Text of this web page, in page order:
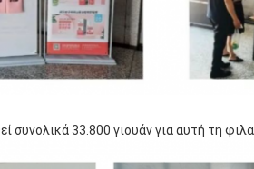
συνολικά 33.800 γιουάν για αυτή τη